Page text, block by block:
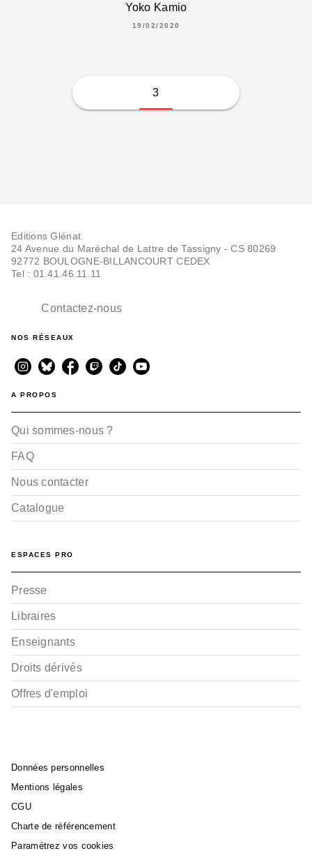
Yoko Kamio
19/02/2020
3
Editions Glénat
24 Avenue du Maréchal de Lattre de Tassigny - CS 80269
92772 BOULOGNE-BILLANCOURT CEDEX
Tel : 01.41.46.11.11
Contactez-nous
NOS RÉSEAUX
A PROPOS
Qui sommes-nous ?
FAQ
Nous contacter
Catalogue
ESPACES PRO
Presse
Libraires
Enseignants
Droits dérivés
Offres d'emploi
Données personnelles
Mentions légales
CGU
Charte de référencement
Paramétrez vos cookies